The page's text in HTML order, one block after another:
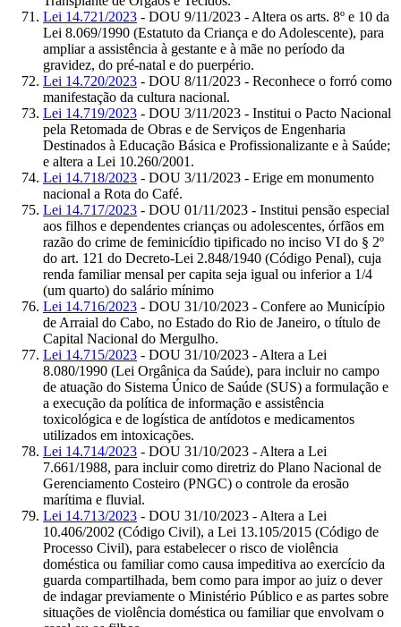
Lei 14.721/2023 - DOU 9/11/2023 - Altera os arts. 8º e 10 da
Lei 8.069/1990 (Estatuto da Criança e do Adolescente), para
ampliar a assistência à gestante e à mãe no período da
gravidez, do pré-natal e do puerpério.
Lei 14.720/2023 - DOU 8/11/2023 - Reconhece o forró como
manifestação da cultura nacional.
Lei 14.719/2023 - DOU 3/11/2023 - Institui o Pacto Nacional
pela Retomada de Obras e de Serviços de Engenharia
Destinados à Educação Básica e Profissionalizante e à Saúde;
e altera a Lei 10.260/2001.
Lei 14.718/2023 - DOU 3/11/2023 - Erige em monumento
nacional a Rota do Café.
Lei 14.717/2023 - DOU 01/11/2023 - Institui pensão especial
aos filhos e dependentes crianças ou adolescentes, órfãos em
razão do crime de feminicídio tipificado no inciso VI do § 2º
do art. 121 do Decreto-Lei 2.848/1940 (Código Penal), cuja
renda familiar mensal per capita seja igual ou inferior a 1/4
(um quarto) do salário mínimo
Lei 14.716/2023 - DOU 31/10/2023 - Confere ao Município
de Arraial do Cabo, no Estado do Rio de Janeiro, o título de
Capital Nacional do Mergulho.
Lei 14.715/2023 - DOU 31/10/2023 - Altera a Lei
8.080/1990 (Lei Orgânica da Saúde), para incluir no campo
de atuação do Sistema Único de Saúde (SUS) a formulação e
a execução da política de informação e assistência
toxicológica e de logística de antídotos e medicamentos
utilizados em intoxicações.
Lei 14.714/2023 - DOU 31/10/2023 - Altera a Lei
7.661/1988, para incluir como diretriz do Plano Nacional de
Gerenciamento Costeiro (PNGC) o controle da erosão
marítima e fluvial.
Lei 14.713/2023 - DOU 31/10/2023 - Altera a Lei
10.406/2002 (Código Civil), a Lei 13.105/2015 (Código de
Processo Civil), para estabelecer o risco de violência
doméstica ou familiar como causa impeditiva ao exercício da
guarda compartilhada, bem como para impor ao juiz o dever
de indagar previamente o Ministério Público e as partes sobre
situações de violência doméstica ou familiar que envolvam o